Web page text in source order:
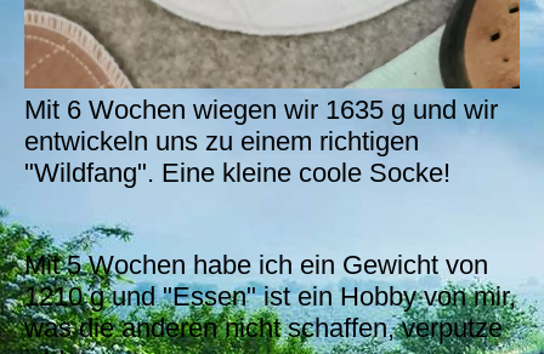
Mit 6 Wochen wiegen wir 1635 g und wir
entwickeln uns zu einem richtigen
"Wildfang". Eine kleine coole Socke!
Mit 5 Wochen habe ich ein Gewicht von
1210 g und "Essen" ist ein Hobby von mir,
was die anderen nicht schaffen, verputze